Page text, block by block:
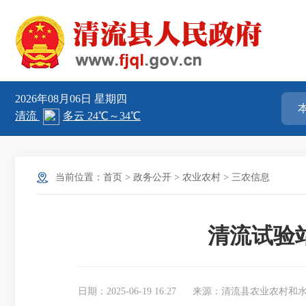
2026年08月06日 星期四
当前位置： 首页 > 政务公开 > 农业农村 > 三农信息
清流试验
日期：2025-06-19 16:27 来源：清流县农业农村和